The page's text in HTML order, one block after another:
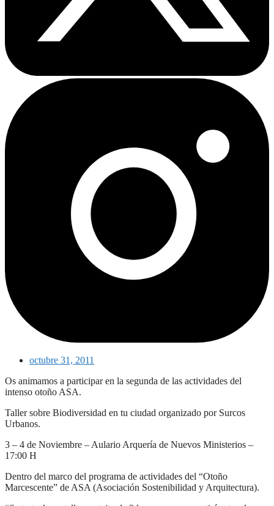
octubre 31, 2011
Os animamos a participar en la segunda de las actividades del
intenso otoño ASA.
Taller sobre Biodiversidad en tu ciudad organizado por Surcos
Urbanos.
3 – 4 de Noviembre – Aulario Arquería de Nuevos Ministerios –
17:00 H
Dentro del marco del programa de actividades del “Otoño
Marcescente” de ASA (Asociación Sostenibilidad y Arquitectura).